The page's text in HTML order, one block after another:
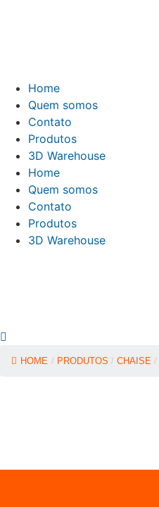
Home
Quem somos
Contato
Produtos
3D Warehouse
Home
Quem somos
Contato
Produtos
3D Warehouse
HOME / PRODUTOS / CHAISE /